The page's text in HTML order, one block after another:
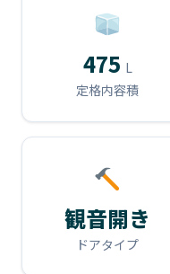
475 L
定格内容積
観音開き
ドアタイプ